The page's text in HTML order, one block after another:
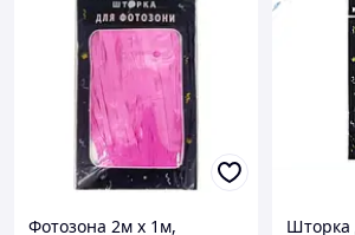
Фотозона 2м х 1м,
Шторка